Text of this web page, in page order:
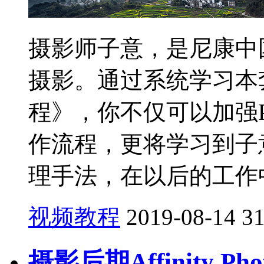
摄影师子意，是尼康
摄影。通过系统学习
程》，你不仅可以加
作流程，更将学习到
理手法，在以后的工作
视频教程 2019-08-14